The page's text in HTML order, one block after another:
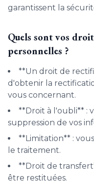
garantissent la
Quels sont vos
personnelles ?
**Un droit de
d'obtenir la
vous concernant.
**Droit à l'oubli** :
suppression de vos
**Limitation** :
le traitement.
**Droit de
être restituées.